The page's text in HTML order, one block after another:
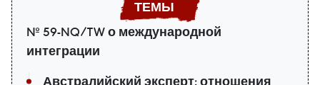
№ 59-NQ/TW о международной
интеграции
Австралийский эксперт: отношения